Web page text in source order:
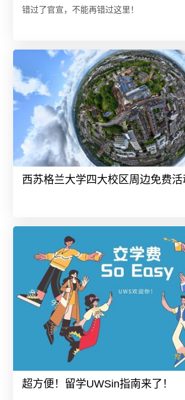
错过了官宣，不能再错过这里！
西苏格兰大学四大校区周边免费活
超方便！留学UWSin指南来了！